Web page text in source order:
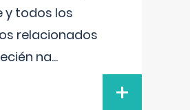
y todos los
relacionados
na...
+